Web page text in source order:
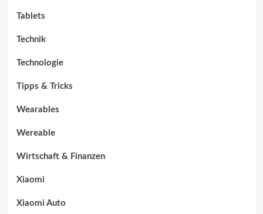
Tablets
Technik
Technologie
Tipps & Tricks
Wearables
Wereable
Wirtschaft & Finanzen
Xiaomi
Xiaomi Auto